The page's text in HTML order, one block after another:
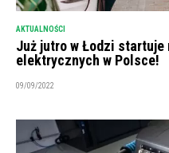
AKTUALNOŚCI
Już jutro w Łodzi
elektrycznych w Polsce!
09/09/2022